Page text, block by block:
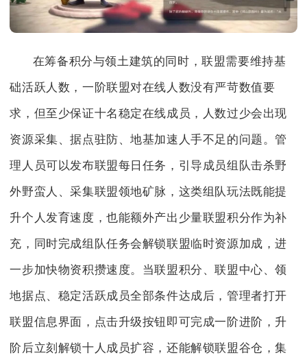
在筹备积分与领土建筑的同时，联盟需要维持基
础活跃人数，一阶联盟对在线人数没有严苛数值要
求，但至少保证十名稳定在线成员，人数过少会出现
资源采集、据点驻防、地基加速人手不足的问题。管
理人员可以发布联盟每日任务，引导成员组队击杀野
外野蛮人、采集联盟领地矿脉，这类组队玩法既能提
升个人发育速度，也能额外产出少量联盟积分作为补
充，同时完成组队任务会解锁联盟临时资源加成，进
一步加快物资积攒速度。当联盟积分、联盟中心、领
地据点、稳定活跃成员全部条件达成后，管理者打开
联盟信息界面，点击升级按钮即可完成一阶进阶，升
阶后立刻解锁十人成员扩容，还能解锁联盟谷仓，集